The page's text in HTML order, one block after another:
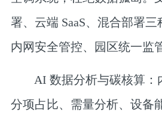
署、云端 SaaS、混合部署
内网安全管控、园区统一监
AI 数据分析与碳核算
分项占比、需量分析、设备